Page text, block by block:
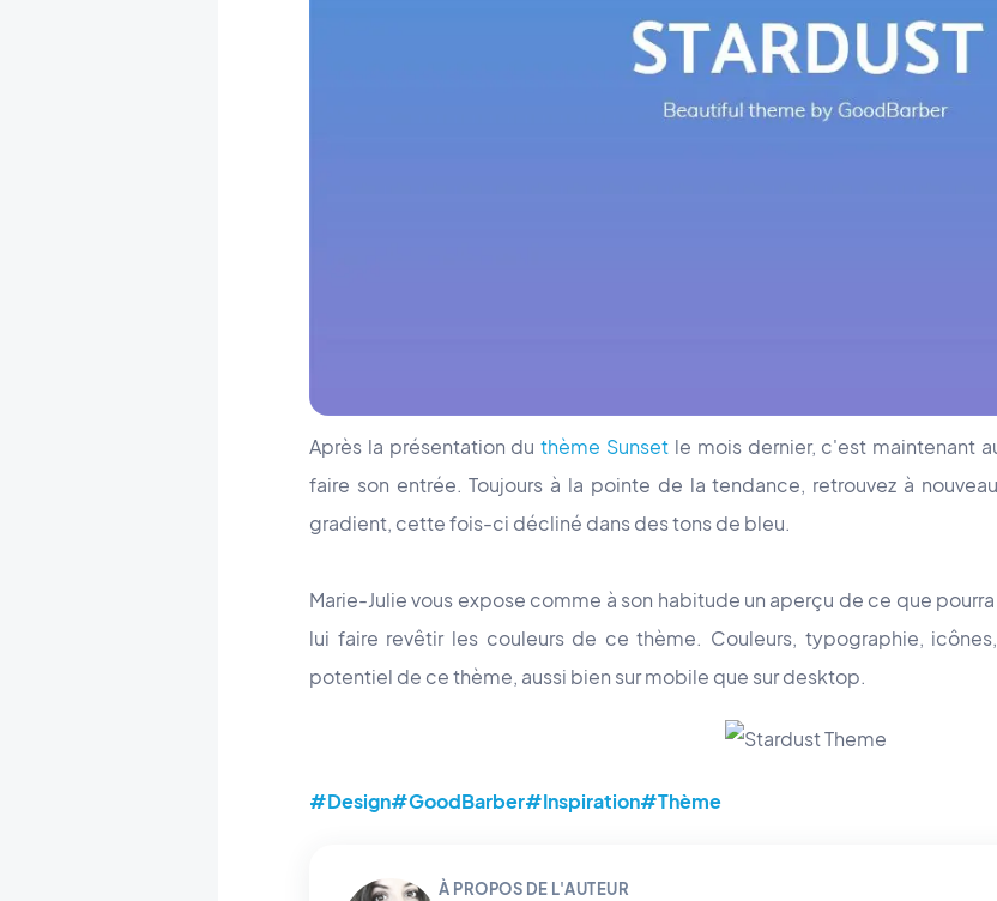
Après la présentation duthème Sunset le mois dernier, c'est maintenant
faire son entrée. Toujours à la pointe de la tendance, retrouvez à
gradient, cette fois-ci décliné dans des tons de bleu.
Marie-Julie vous expose comme à son habitude un aperçu de ce que
lui faire revêtir les couleurs de ce thème. Couleurs, typographie,
potentiel de ce thème, aussi bien sur mobile que sur desktop.
#Design#GoodBarber#Inspiration#Thème
À PROPOS DE L'AUTEUR